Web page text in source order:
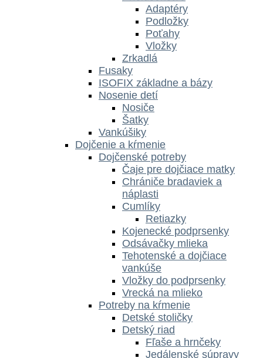
Adaptéry
Podložky
Poťahy
Vložky
Zrkadlá
Fusaky
ISOFIX základne a bázy
Nosenie detí
Nosiče
Šatky
Vankúšiky
Dojčenie a kŕmenie
Dojčenské potreby
Čaje pre dojčiace matky
Chrániče bradaviek a
náplasti
Cumlíky
Retiazky
Kojenecké podprsenky
Odsávačky mlieka
Tehotenské a dojčiace
vankúše
Vložky do podprsenky
Vrecká na mlieko
Potreby na kŕmenie
Detské stoličky
Detský riad
Fľaše a hrnčeky
Jedálenské súpravy